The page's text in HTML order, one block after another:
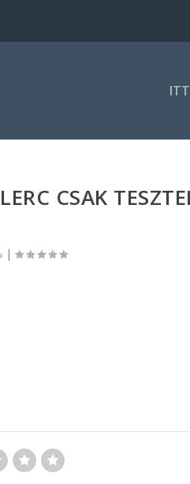
CSAK
|